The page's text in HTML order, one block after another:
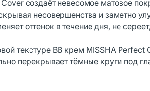
создаёт невесомое матовое
несовершенства и заметно
оттенок в течение дня, не
текстуре BB крем MISSHA
перекрывает тёмные круги под